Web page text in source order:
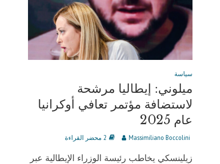
سياسة
ميلوني: إيطاليا مرشحة
لاستضافة مؤتمر تعافي أوكرانيا
عام 2025
Massimiliano Boccolini 2 محضر القراءة
زيلينسكي يخاطب رئيسة الوزراء الإيطالية عبر